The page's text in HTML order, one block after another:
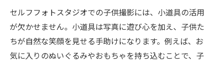
家族みんなで作る思い出の瞬間
セルフタイマーを最大限に活用するテクニ
ック
撮影時に気をつけたい家族みんなの笑顔
セルフフォトスタジオでの子供撮影には、小道具の活用
が欠かせません。小道具は写真に遊び心を加え、子供た
ちが自然な笑顔を見せる手助けになります。例えば、お
気に入りのぬいぐるみやおもちゃを持ち込むことで、子